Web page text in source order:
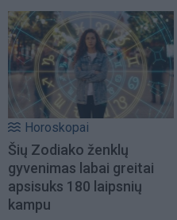
Horoskopai
Šių Zodiako ženklų
gyvenimas labai greitai
apsisuks 180 laipsnių
kampu